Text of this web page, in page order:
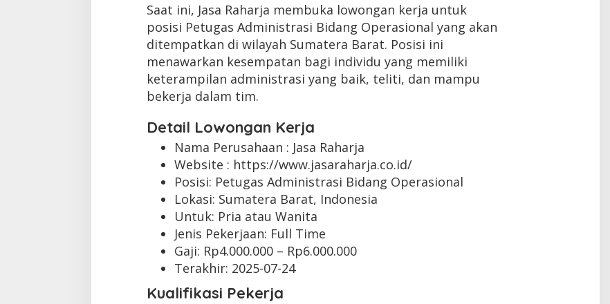
Saat ini, Jasa Raharja membuka lowongan kerja untuk
posisi Petugas Administrasi Bidang Operasional yang akan
ditempatkan di wilayah Sumatera Barat. Posisi ini
menawarkan kesempatan bagi individu yang memiliki
keterampilan administrasi yang baik, teliti, dan mampu
bekerja dalam tim.
Detail Lowongan Kerja
Nama Perusahaan : Jasa Raharja
Website : https://www.jasaraharja.co.id/
Posisi: Petugas Administrasi Bidang Operasional
Lokasi: Sumatera Barat, Indonesia
Untuk: Pria atau Wanita
Jenis Pekerjaan: Full Time
Gaji: Rp4.000.000– Rp6.000.000
Terakhir: 2025-07-24
Kualifikasi Pekerja